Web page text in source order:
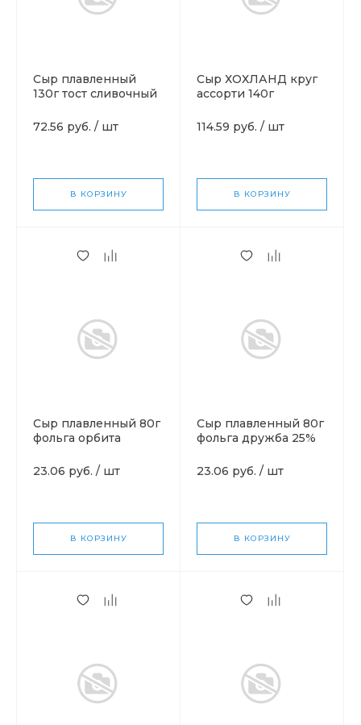
Сыр плавленный
130г тост сливочный
72.56 руб. / шт
В КОРЗИНУ
Сыр ХОХЛАНД круг
ассорти 140г
114.59 руб. / шт
В КОРЗИНУ
Сыр плавленный 80г
фольга орбита
23.06 руб. / шт
В КОРЗИНУ
Сыр плавленный 80г
фольга дружба 25%
23.06 руб. / шт
В КОРЗИНУ